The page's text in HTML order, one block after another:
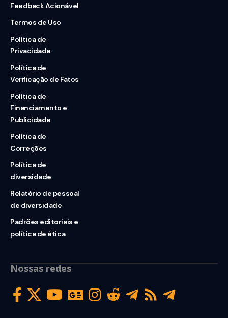
Feedback Acionável
Termos de Uso
Política de
Privacidade
Política de
Verificação de Fatos
Política de
Financiamento e
Publicidade
Política de
Correções
Política de
diversidade
Relatório de pessoal
de diversidade
Padrões editoriais e
política de ética
Nossas redes